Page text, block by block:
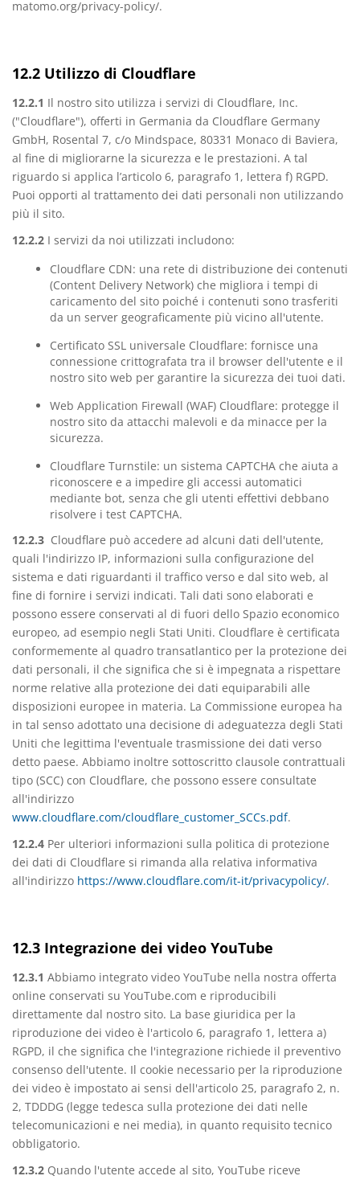
matomo.org/privacy-policy/.
12.2 Utilizzo di Cloudflare
12.2.1 Il nostro sito utilizza i servizi di Cloudflare, Inc.
("Cloudflare"), offerti in Germania da Cloudflare Germany
GmbH, Rosental 7, c/o Mindspace, 80331 Monaco di Baviera,
al fine di migliorarne la sicurezza e le prestazioni. A tal
riguardo si applica l’articolo 6, paragrafo 1, lettera f) RGPD.
Puoi opporti al trattamento dei dati personali non utilizzando
più il sito.
12.2.2 I servizi da noi utilizzati includono:
Cloudflare CDN: una rete di distribuzione dei contenuti
(Content Delivery Network) che migliora i tempi di
caricamento del sito poiché i contenuti sono trasferiti
da un server geograficamente più vicino all'utente.
Certificato SSL universale Cloudflare: fornisce una
connessione crittografata tra il browser dell'utente e il
nostro sito web per garantire la sicurezza dei tuoi dati.
Web Application Firewall (WAF) Cloudflare: protegge il
nostro sito da attacchi malevoli e da minacce per la
sicurezza.
Cloudflare Turnstile: un sistema CAPTCHA che aiuta a
riconoscere e a impedire gli accessi automatici
mediante bot, senza che gli utenti effettivi debbano
risolvere i test CAPTCHA.
12.2.3 Cloudflare può accedere ad alcuni dati dell'utente,
quali l'indirizzo IP, informazioni sulla configurazione del
sistema e dati riguardanti il traffico verso e dal sito web, al
fine di fornire i servizi indicati. Tali dati sono elaborati e
possono essere conservati al di fuori dello Spazio economico
europeo, ad esempio negli Stati Uniti. Cloudflare è certificata
conformemente al quadro transatlantico per la protezione dei
dati personali, il che significa che si è impegnata a rispettare
norme relative alla protezione dei dati equiparabili alle
disposizioni europee in materia. La Commissione europea ha
in tal senso adottato una decisione di adeguatezza degli Stati
Uniti che legittima l'eventuale trasmissione dei dati verso
detto paese. Abbiamo inoltre sottoscritto clausole contrattuali
tipo (SCC) con Cloudflare, che possono essere consultate
all'indirizzo
www.cloudflare.com/cloudflare_customer_SCCs.pdf.
12.2.4 Per ulteriori informazioni sulla politica di protezione
dei dati di Cloudflare si rimanda alla relativa informativa
all'indirizzo https://www.cloudflare.com/it-it/privacypolicy/.
12.3 Integrazione dei video YouTube
12.3.1 Abbiamo integrato video YouTube nella nostra offerta
online conservati su YouTube.com e riproducibili
direttamente dal nostro sito. La base giuridica per la
riproduzione dei video è l'articolo 6, paragrafo 1, lettera a)
RGPD, il che significa che l'integrazione richiede il preventivo
consenso dell'utente. Il cookie necessario per la riproduzione
dei video è impostato ai sensi dell'articolo 25, paragrafo 2, n.
2, TDDDG (legge tedesca sulla protezione dei dati nelle
telecomunicazioni e nei media), in quanto requisito tecnico
obbligatorio.
12.3.2 Quando l'utente accede al sito, YouTube riceve